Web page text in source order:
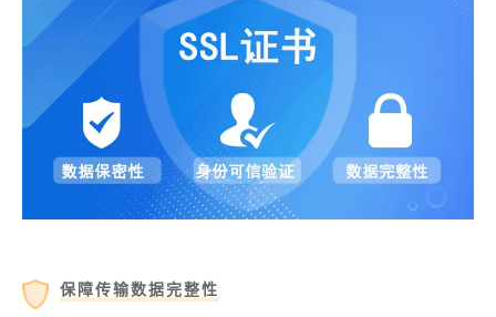
保障传输数据完整性